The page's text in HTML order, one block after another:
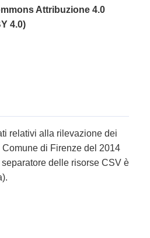
Attribuzione 4.0
4.0)
relativi alla rilevazione dei
di Firenze del 2014
delle risorse CSV è